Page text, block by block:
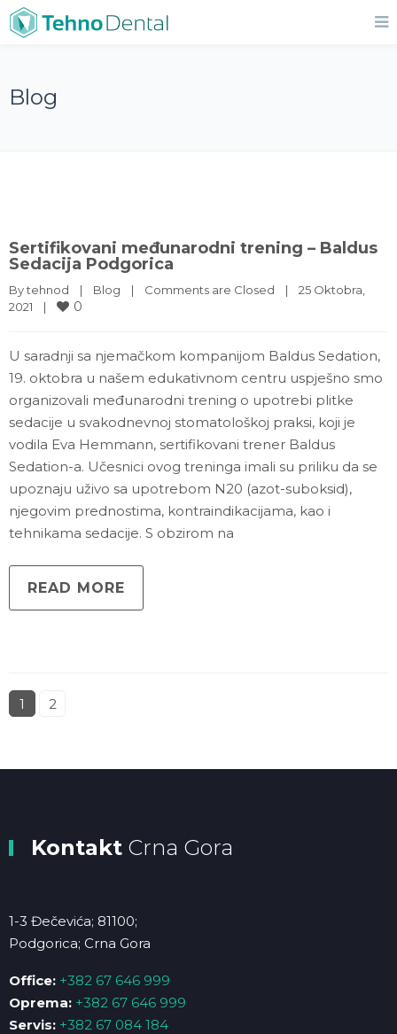
Blog
Sertifikovani međunarodni trening – Baldus
Sedacija Podgorica
By tehnod | Blog | Comments are Closed |
25 Oktobra,
2021 | 0
U saradnji sa njemačkom kompanijom Baldus Sedation,
19. oktobra u našem edukativnom centru uspješno smo
organizovali međunarodni trening o upotrebi plitke
sedacije u svakodnevnoj stomatološkoj praksi, koji je
vodila Eva Hemmann, sertifikovani trener Baldus
Sedation-a. Učesnici ovog treninga imali su priliku da se
upoznaju uživo sa upotrebom N20 (azot-suboksid),
njegovim prednostima, kontraindikacijama, kao i
tehnikama sedacije. S obzirom na
READ MORE
1 2
Kontakt Crna Gora
1-3 Đečevića; 81100;
Podgorica; Crna Gora
Office: +382 67 646 999
Oprema: +382 67 646 999
Servis: +382 67 084 184